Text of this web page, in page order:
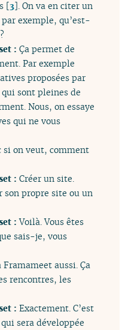
[3] . On va en citer un
exemple, qu’est-
:Ça permet de
Par exemple
proposées par
qui sont pleines de
Nous, on essaye
qui ne vous
si on veut, comment
:Créer un site.
son propre site ou un
:Voilà. Vous êtes
sais-je, vous
Framameet aussi. Ça
rencontres, les
:Exactement. C’est
sera développée